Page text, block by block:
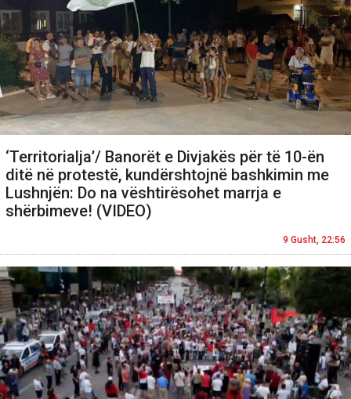
‘Territorialja’/ Banorët e Divjakës për të 10-ën
ditë në protestë, kundërshtojnë bashkimin me
Lushnjën: Do na vështirësohet marrja e
shërbimeve! (VIDEO)
9 Gusht, 22:56